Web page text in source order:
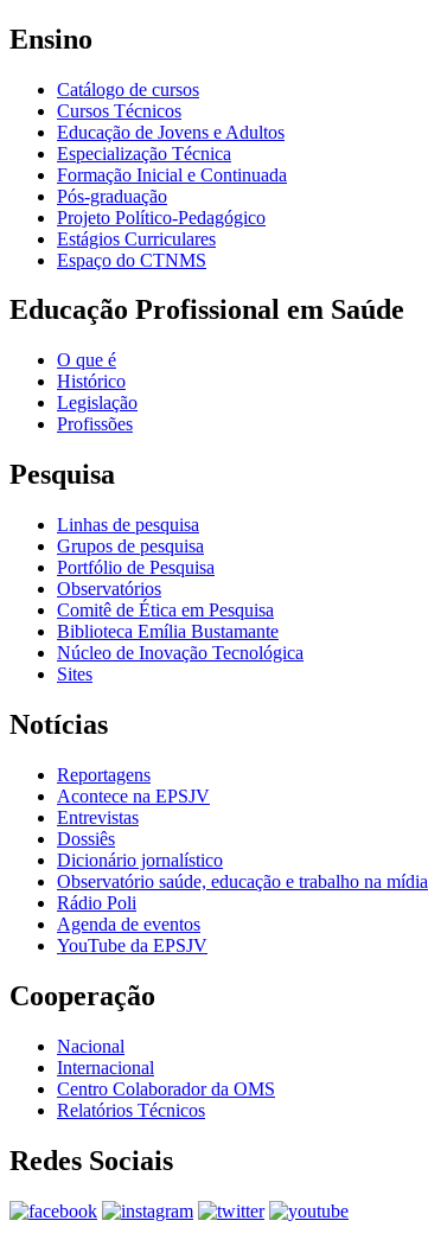
Ensino
Catálogo de cursos
Cursos Técnicos
Educação de Jovens e Adultos
Especialização Técnica
Formação Inicial e Continuada
Pós-graduação
Projeto Político-Pedagógico
Estágios Curriculares
Espaço do CTNMS
Educação Profissional em Saúde
O que é
Histórico
Legislação
Profissões
Pesquisa
Linhas de pesquisa
Grupos de pesquisa
Portfólio de Pesquisa
Observatórios
Comitê de Ética em Pesquisa
Biblioteca Emília Bustamante
Núcleo de Inovação Tecnológica
Sites
Notícias
Reportagens
Acontece na EPSJV
Entrevistas
Dossiês
Dicionário jornalístico
Observatório saúde, educação e trabalho na mídia
Rádio Poli
Agenda de eventos
YouTube da EPSJV
Cooperação
Nacional
Internacional
Centro Colaborador da OMS
Relatórios Técnicos
Redes Sociais